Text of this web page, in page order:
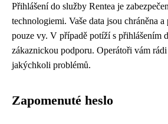
Přihlášení do služby Rentea je
technologiemi. Vaše data jsou chráněna
pouze vy. V případě potíží s přihlášením
zákaznickou podporu. Operátoři vám
jakýchkoli problémů.
Zapomenuté heslo